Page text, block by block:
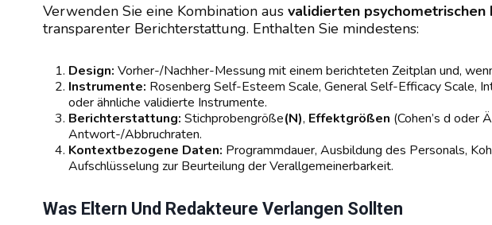
Verwenden Sie eine Kombination aus validierten psychometrischen
transparenter Berichterstattung. Enthalten Sie mindestens:
Design: Vorher-/Nachher-Messung mit einem berichteten Zeitplan und,
Instrumente: Rosenberg Self-Esteem Scale, General Self-Efficacy Scale,
oder ähnliche validierte Instrumente.
Berichterstattung: Stichprobengröße(N), Effektgrößen (Cohen’s d oder
Antwort-/Abbruchraten.
Kontextbezogene Daten: Programmdauer, Ausbildung des Personals,
Aufschlüsselung zur Beurteilung der Verallgemeinerbarkeit.
Was Eltern Und Redakteure Verlangen Sollten